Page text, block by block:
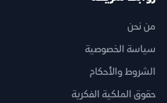
من نحن
سياسة الخصوصية
الشروط والأحكام
حقوق الملكية الفكرية